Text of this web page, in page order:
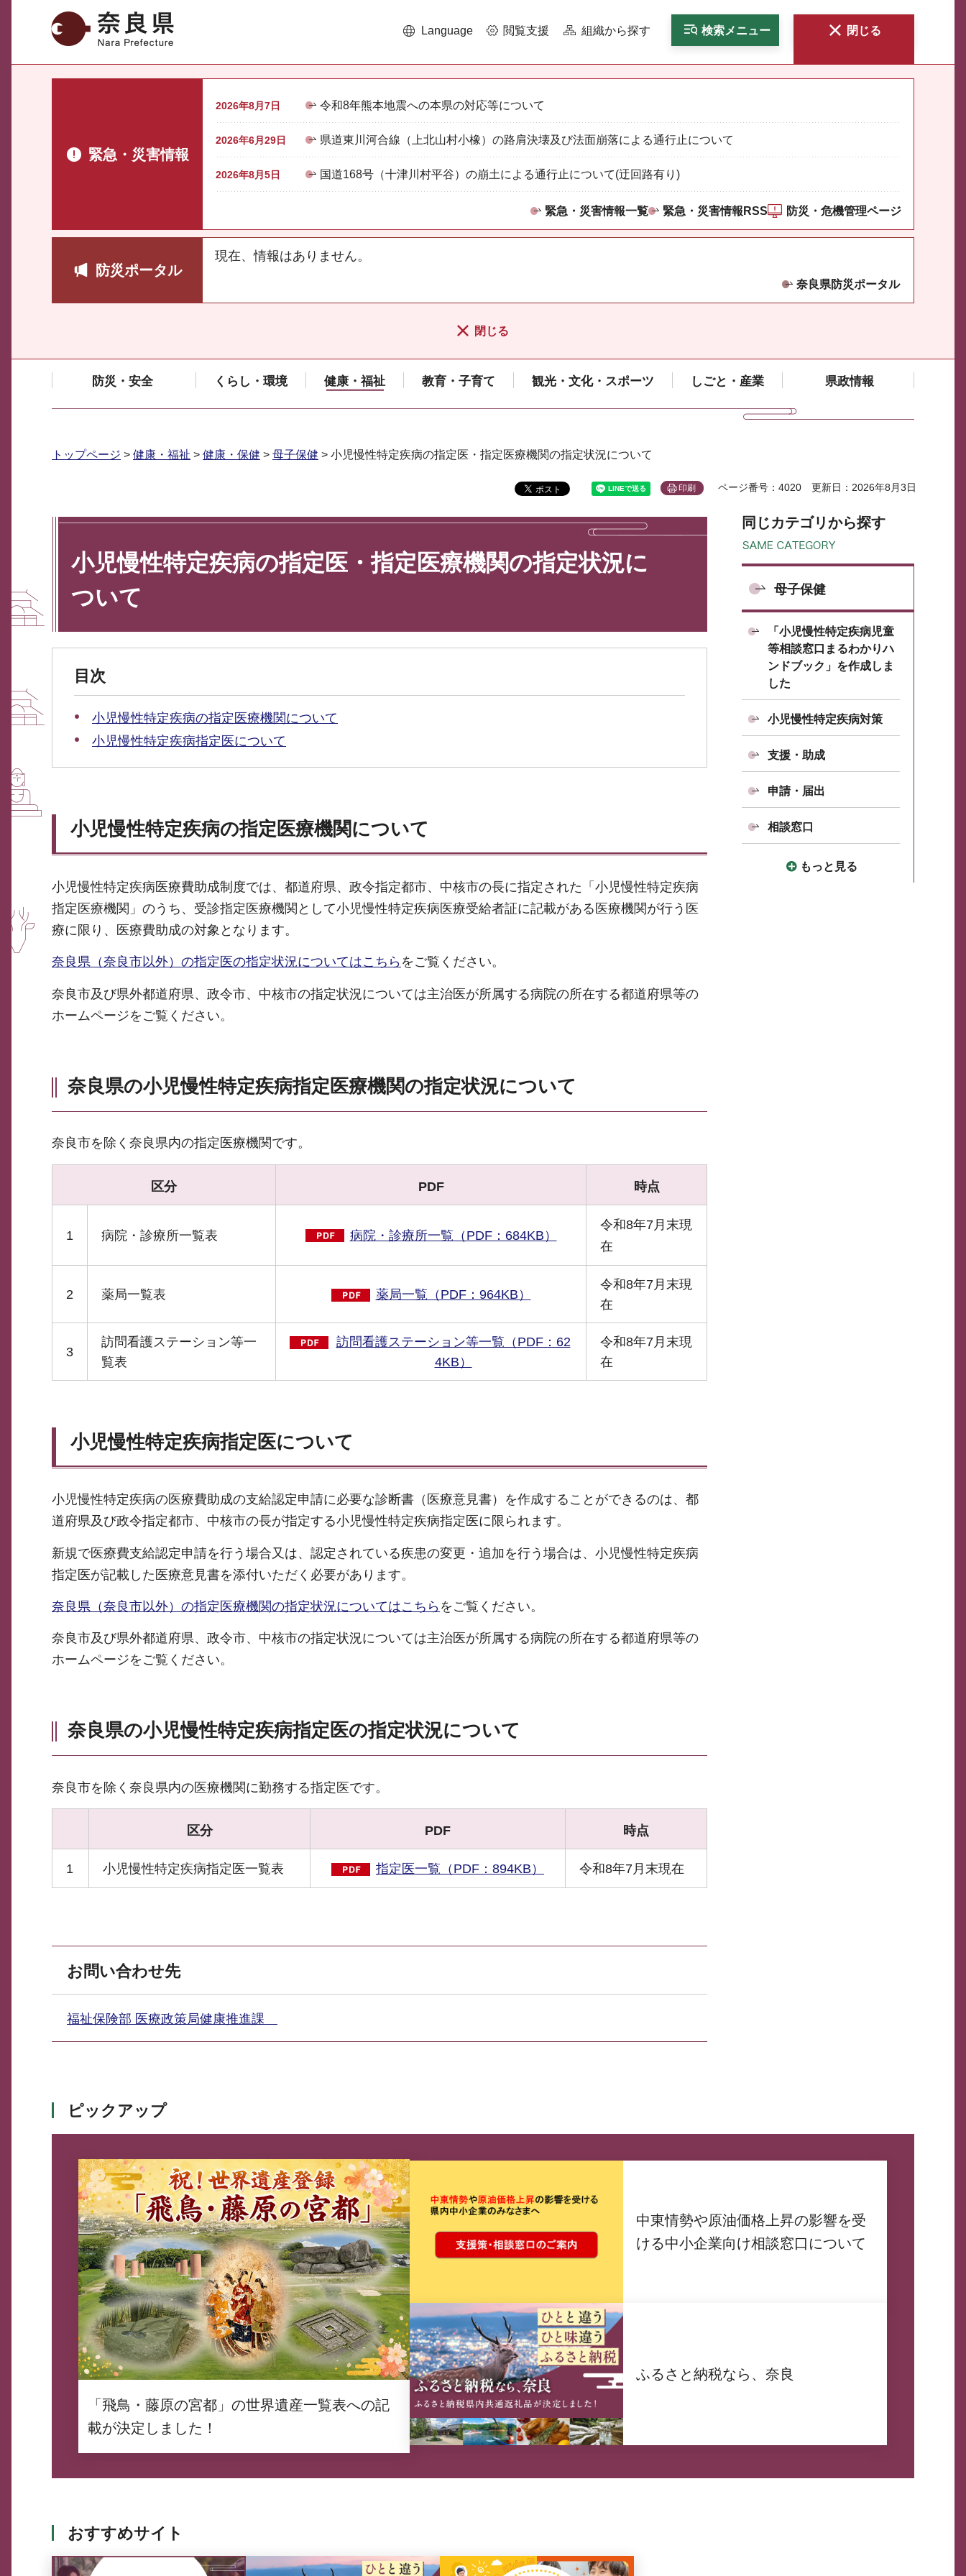
奈良県 Language 閲覧支援 組織から探す 検索メニュー 閉じる
緊急・災害情報
2026年8月7日 令和8年熊本地震への本県の対応等について
2026年6月29日 県道東川河合線（上北山村小橡）の路肩決壊及び法面崩落による通行止について
2026年8月5日 国道168号（十津川村平谷）の崩土による通行止について(迂回路有り)
緊急・災害情報一覧 緊急・災害情報RSS 防災・危機管理ページ
防災ポータル
現在、情報はありません。
奈良県防災ポータル
閉じる
防災・安全 くらし・環境 健康・福祉 教育・子育て 観光・文化・スポーツ しごと・産業 県政情報
トップページ > 健康・福祉 > 健康・保健 > 母子保健 > 小児慢性特定疾病の指定医・指定医療機関の指定状況について
印刷 ページ番号：4020 更新日：2026年8月3日
小児慢性特定疾病の指定医・指定医療機関の指定状況に
ついて
目次
小児慢性特定疾病の指定医療機関について
小児慢性特定疾病指定医について
小児慢性特定疾病の指定医療機関について
小児慢性特定疾病医療費助成制度では、都道府県、政令指定都市、中核市の長に指定された「小児慢性特定疾病
指定医療機関」のうち、受診指定医療機関として小児慢性特定疾病医療受給者証に記載がある医療機関が行う医
療に限り、医療費助成の対象となります。
奈良県（奈良市以外）の指定医の指定状況についてはこちら をご覧ください。
奈良市及び県外都道府県、政令市、中核市の指定状況については主治医が所属する病院の所在する都道府県等の
ホームページをご覧ください。
奈良県の小児慢性特定疾病指定医療機関の指定状況について
奈良市を除く奈良県内の指定医療機関です。
区分 PDF 時点
1 病院・診療所一覧表 病院・診療所一覧（PDF：684KB）
令和8年7月末現
在
2 薬局一覧表 薬局一覧（PDF：964KB）
令和8年7月末現
在
3
訪問看護ステーション等一
覧表
訪問看護ステーション等一覧（PDF：62
4KB）
令和8年7月末現
在
小児慢性特定疾病指定医について
小児慢性特定疾病の医療費助成の支給認定申請に必要な診断書（医療意見書）を作成することができるのは、都
道府県及び政令指定都市、中核市の長が指定する小児慢性特定疾病指定医に限られます。
新規で医療費支給認定申請を行う場合又は、認定されている疾患の変更・追加を行う場合は、小児慢性特定疾病
指定医が記載した医療意見書を添付いただく必要があります。
奈良県（奈良市以外）の指定医療機関の指定状況についてはこちら をご覧ください。
奈良市及び県外都道府県、政令市、中核市の指定状況については主治医が所属する病院の所在する都道府県等の
ホームページをご覧ください。
奈良県の小児慢性特定疾病指定医の指定状況について
奈良市を除く奈良県内の医療機関に勤務する指定医です。
区分 PDF 時点
1 小児慢性特定疾病指定医一覧表 指定医一覧（PDF：894KB） 令和8年7月末現在
お問い合わせ先
福祉保険部 医療政策局健康推進課
同じカテゴリから探す
母子保健
「小児慢性特定疾病児童
等相談窓口まるわかりハ
ンドブック」を作成しま
した
小児慢性特定疾病対策
支援・助成
申請・届出
相談窓口
もっと見る
ピックアップ
「飛鳥・藤原の宮都」の世界遺産一覧表への記
載が決定しました！
中東情勢や原油価格上昇の影響を受
ける中小企業向け相談窓口について
ふるさと納税なら、奈良
おすすめサイト